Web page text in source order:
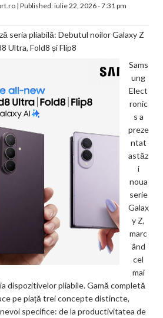
| Published:iulie 22, 2026 - 7:31 pm
seria pliabilă: Debutul noilor Galaxy Z
Ultra, Fold8 și Flip8
Sams
ung
Elect
ronic
s a
preze
ntat
astăz
i
noua
serie
Galax
y Z,
marc
ând
cel
mai
dispozitivelor pliabile. Gamă completă
pe piață trei concepte distincte,
specifice: de la productivitatea de